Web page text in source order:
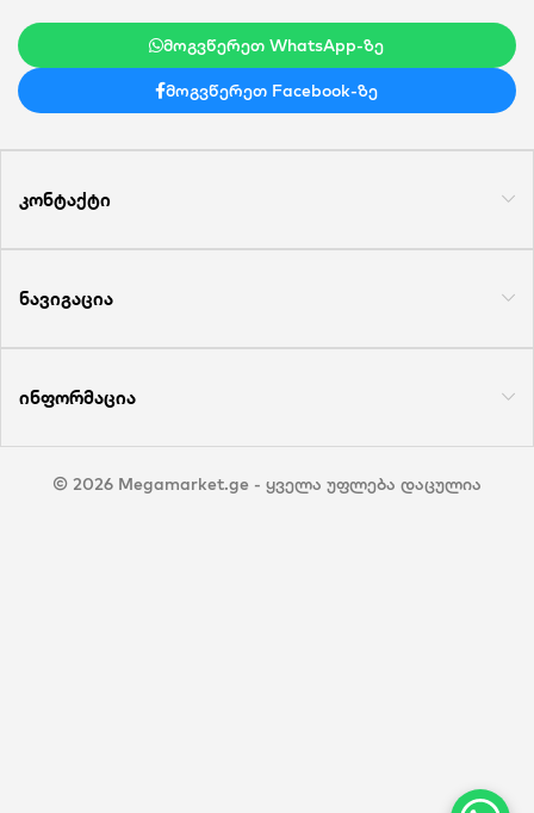
მოგვწერეთ WhatsApp-ზე
მოგვწერეთ Facebook-ზე
კონტაქტი
ნავიგაცია
ინფორმაცია
© 2026 Megamarket.ge - ყველა უფლება დაცულია